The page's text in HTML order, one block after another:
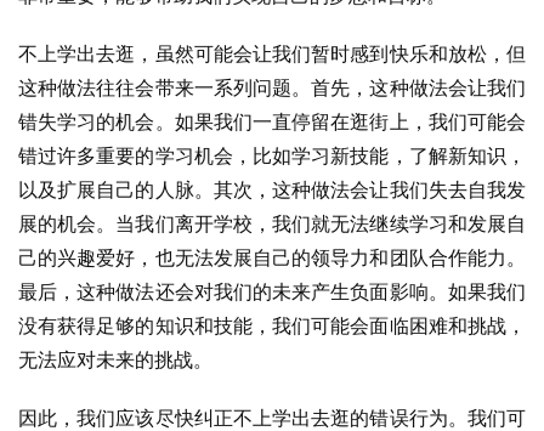
不上学出去逛，虽然可能会让我们暂时感到快乐和放松，但
这种做法往往会带来一系列问题。首先，这种做法会让我们
错失学习的机会。如果我们一直停留在逛街上，我们可能会
错过许多重要的学习机会，比如学习新技能，了解新知识，
以及扩展自己的人脉。其次，这种做法会让我们失去自我发
展的机会。当我们离开学校，我们就无法继续学习和发展自
己的兴趣爱好，也无法发展自己的领导力和团队合作能力。
最后，这种做法还会对我们的未来产生负面影响。如果我们
没有获得足够的知识和技能，我们可能会面临困难和挑战，
无法应对未来的挑战。
因此，我们应该尽快纠正不上学出去逛的错误行为。我们可